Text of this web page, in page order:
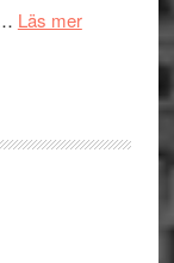
Edge
spännande
Läs merom